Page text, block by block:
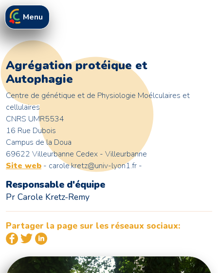
Menu
Agrégation protéique et
Autophagie
Centre de génétique et de Physiologie Moélculaires et
cellulaires
CNRS UMR5534
16 Rue Dubois
Campus de la Doua
69622 Villeurbanne Cedex - Villeurbanne
Site web - carole.kretz@univ-lyon1.fr -
Responsable d'équipe
Pr Carole Kretz-Remy
Partager la page sur les réseaux sociaux: